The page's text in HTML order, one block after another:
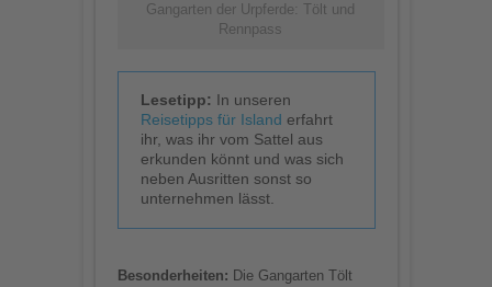
Gangarten der Urpferde: Tölt und
Rennpass
Lesetipp: In unseren
Reisetipps für Island erfahrt
ihr, was ihr vom Sattel aus
erkunden könnt und was sich
neben Ausritten sonst so
unternehmen lässt.
Besonderheiten: Die Gangarten Tölt